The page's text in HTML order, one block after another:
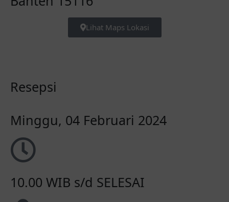
Lihat Maps Lokasi
Resepsi
Minggu, 04 Februari 2024
10.00 WIB s/d SELESAI